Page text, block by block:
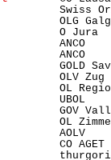
Swiss
OLG
O Jura
ANCO
ANCO
GOLD
OLV
OL
UBOL
GOV
OL
AOLV
CO